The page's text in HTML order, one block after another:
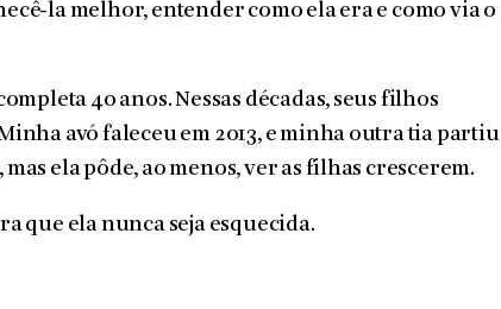
la melhor, entender como ela era e como via o
40 anos. Nessas décadas, seus filhos
avó faleceu em 2013, e minha outra tia partiu
ela pôde, ao menos, ver as filhas crescerem.
que ela nunca seja esquecida.